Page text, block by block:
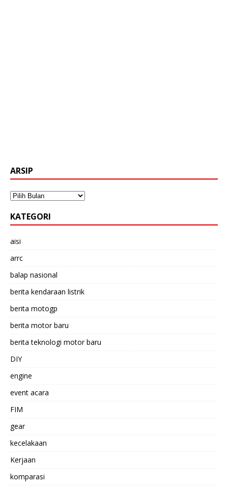
ARSIP
KATEGORI
aisi
arrc
balap nasional
berita kendaraan listrik
berita motogp
berita motor baru
berita teknologi motor baru
DIY
engine
event acara
FIM
gear
kecelakaan
Kerjaan
komparasi